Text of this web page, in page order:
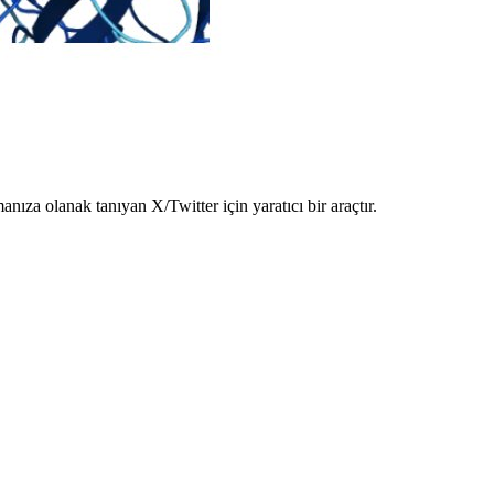
olanak tanıyan X/Twitter için yaratıcı bir araçtır.